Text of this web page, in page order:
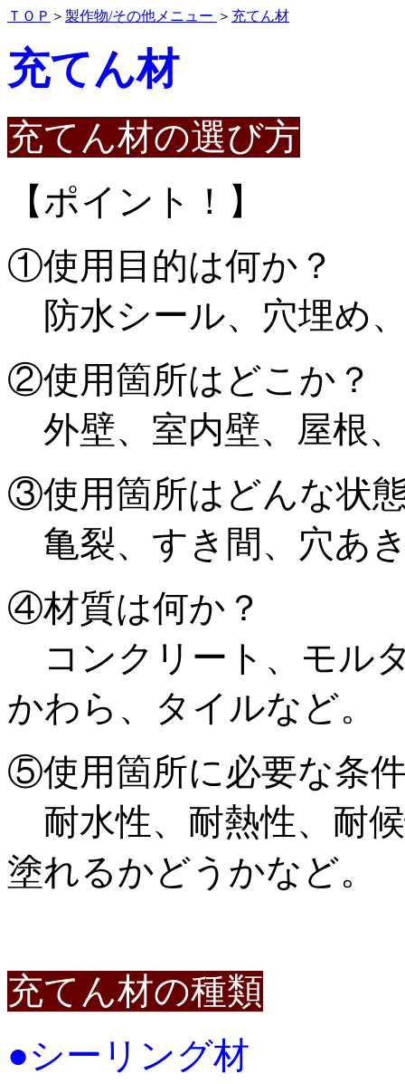
ＴＯＰ ＞ 製作物/その他メニュー ＞ 充てん材
充てん材
充てん材の選び方
【ポイント！】
①使用目的は何か？
防水シール、穴埋め
②使用箇所はどこか？
外壁、室内壁、屋根
③使用箇所はどんな状
亀裂、すき間、穴あ
④材質は何か？
コンクリート、モル
かわら、タイルなど。
⑤使用箇所に必要な条
耐水性、耐熱性、耐
塗れるかどうかなど。
充てん材の種類
●シーリング材